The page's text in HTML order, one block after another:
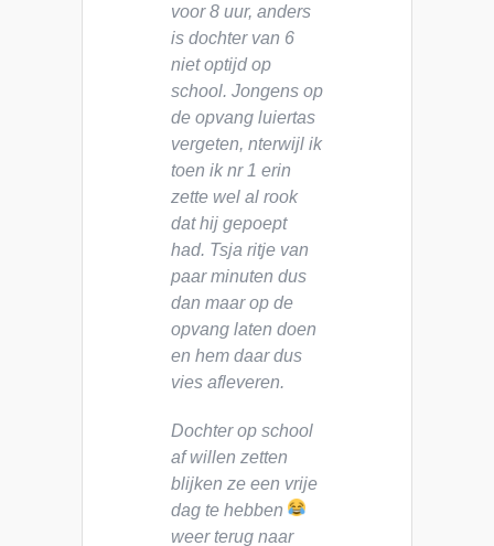
voor 8 uur, anders
is dochter van 6
niet optijd op
school. Jongens op
de opvang luiertas
vergeten, nterwijl ik
toen ik nr 1 erin
zette wel al rook
dat hij gepoept
had. Tsja ritje van
paar minuten dus
dan maar op de
opvang laten doen
en hem daar dus
vies afleveren.
Dochter op school
af willen zetten
blijken ze een vrije
dag te hebben
weer terug naar